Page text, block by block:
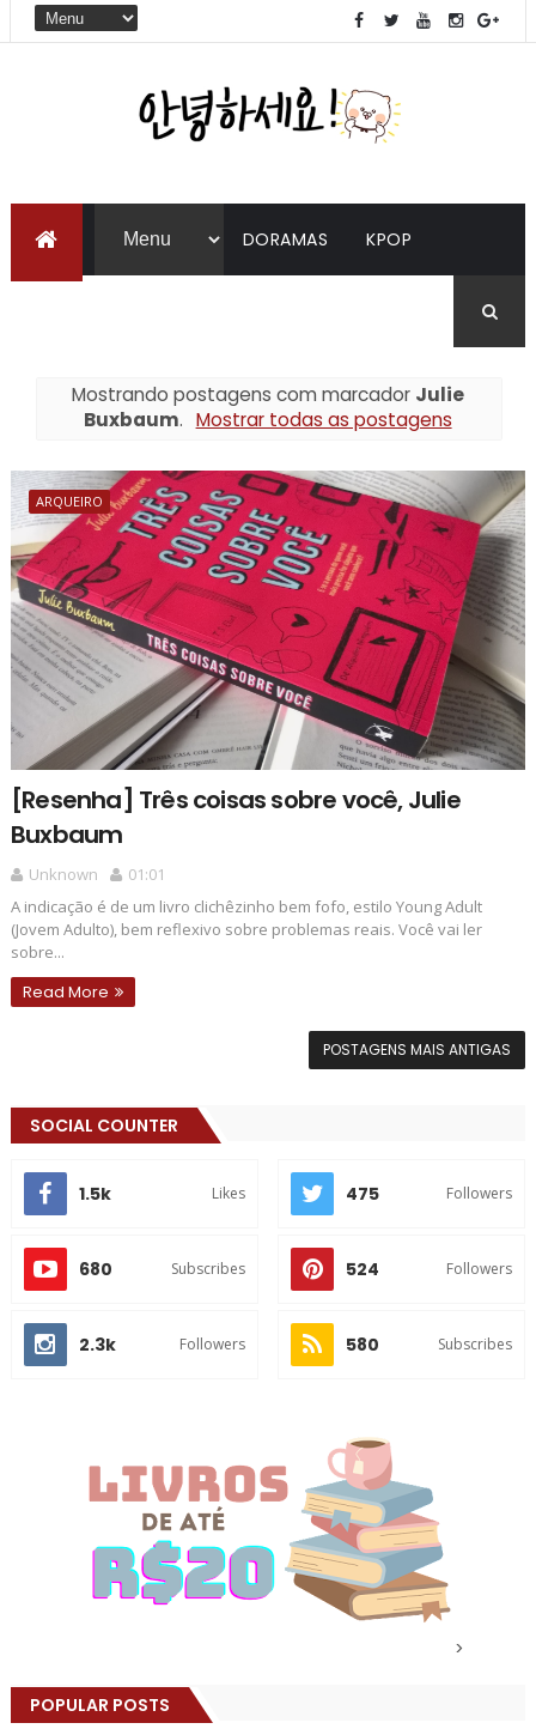
DORAMAS KPOP
Mostrando postagens com marcador Julie
Buxbaum. Mostrar todas as postagens
ARQUEIRO
[Resenha] Três coisas sobre você, Julie
Buxbaum
Unknown
01:01
A indicação é de um livro clichêzinho bem fofo, estilo Young Adult
(Jovem Adulto), bem reflexivo sobre problemas reais. Você vai ler
sobre...
Read More
POSTAGENS MAIS ANTIGAS
SOCIAL COUNTER
1.5k Likes 475 Followers
680 Subscribes 524 Followers
2.3k Followers 580 Subscribes
>
POPULAR POSTS